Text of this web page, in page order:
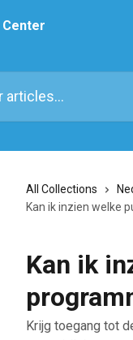
All Collections
Kan ik inzien welke
Kan ik
Krijg toegang tot